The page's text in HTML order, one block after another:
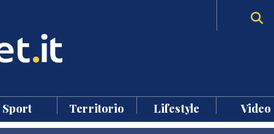
Sport Territorio Lifestyle Video